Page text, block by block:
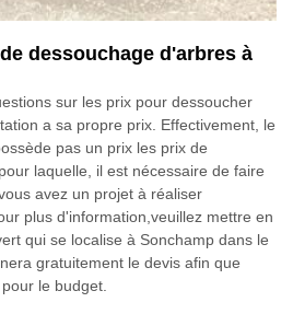
dessouchage d'arbres à
sur les prix pour dessoucher
a sa propre prix. Effectivement, le
pas un prix les prix de
laquelle, il est nécessaire de faire
avez un projet à réaliser
plus d'information,veuillez mettre en
qui se localise à Sonchamp dans le
gratuitement le devis afin que
le budget.